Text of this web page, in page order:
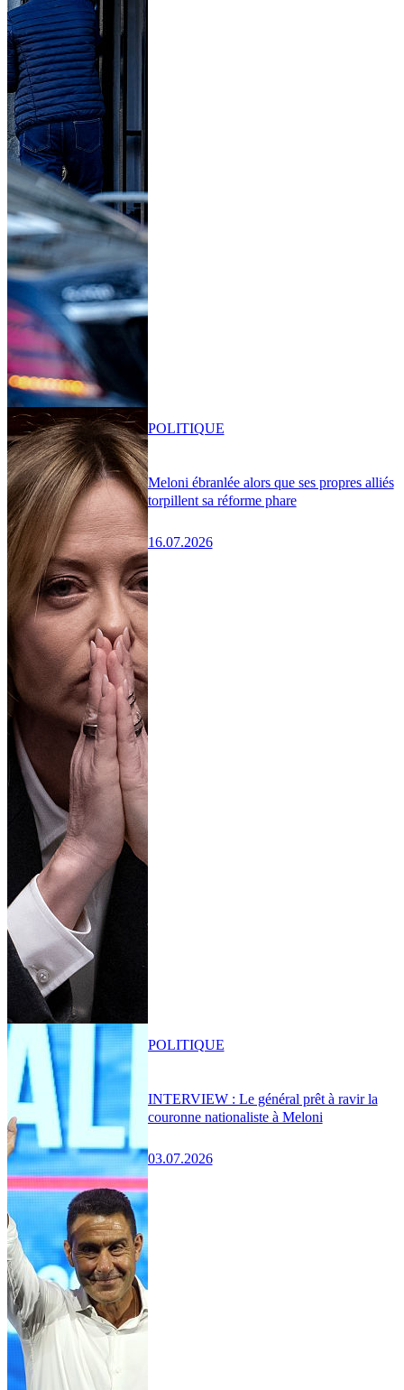
Meloni ébranlée alors que ses propres alliés
torpillent sa réforme phare
16.07.2026
POLITIQUE
INTERVIEW : Le général prêt à ravir la
couronne nationaliste à Meloni
03.07.2026
POLITIQUE